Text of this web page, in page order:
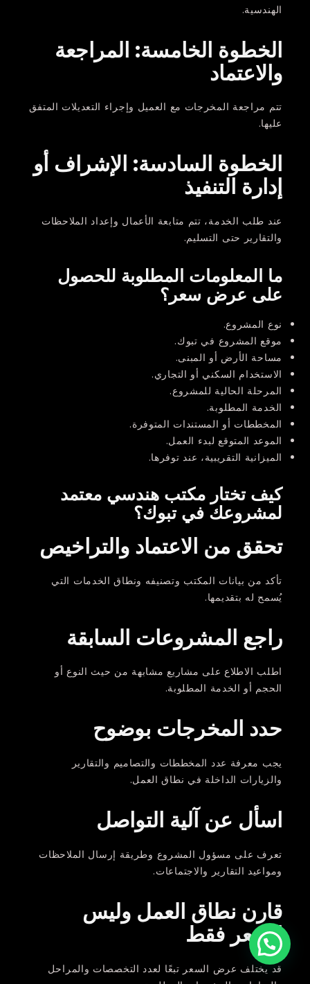
الهندسية.
الخطوة الخامسة: المراجعة
والاعتماد
تتم مراجعة المخرجات مع العميل وإجراء التعديلات المتفق
عليها.
الخطوة السادسة: الإشراف أو
إدارة التنفيذ
عند طلب الخدمة، تتم متابعة الأعمال وإعداد الملاحظات
والتقارير حتى التسليم.
ما المعلومات المطلوبة للحصول
على عرض سعر؟
نوع المشروع.
موقع المشروع في تبوك.
مساحة الأرض أو المبنى.
الاستخدام السكني أو التجاري.
المرحلة الحالية للمشروع.
الخدمة المطلوبة.
المخططات أو المستندات المتوفرة.
الموعد المتوقع لبدء العمل.
الميزانية التقريبية، عند توفرها.
كيف تختار مكتب هندسي معتمد
لمشروعك في تبوك؟
تحقق من الاعتماد والتراخيص
تأكد من بيانات المكتب وتصنيفه ونطاق الخدمات التي
يُسمح له بتقديمها.
راجع المشروعات السابقة
اطلب الاطلاع على مشاريع مشابهة من حيث النوع أو
الحجم أو الخدمة المطلوبة.
حدد المخرجات بوضوح
يجب معرفة عدد المخططات والتصاميم والتقارير
والزيارات الداخلة في نطاق العمل.
اسأل عن آلية التواصل
تعرف على مسؤول المشروع وطريقة إرسال الملاحظات
ومواعيد التقارير والاجتماعات.
قارن نطاق العمل وليس
السعر فقط
قد يختلف عرض السعر تبعًا لعدد التخصصات والمراحل